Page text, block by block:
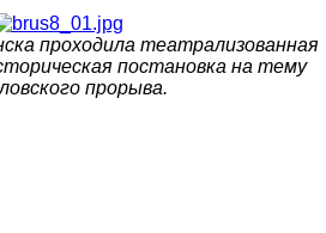
проходила театрализованная
постановка на тему
прорыва.